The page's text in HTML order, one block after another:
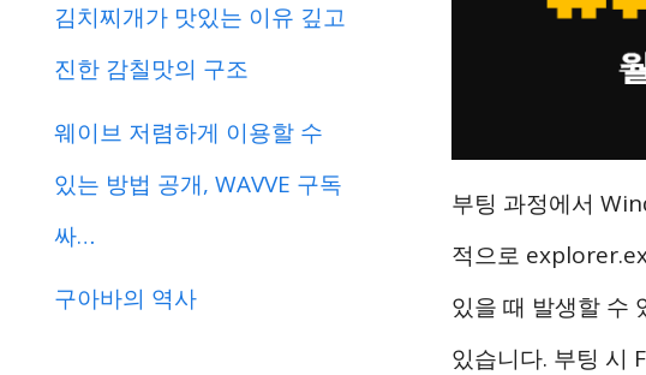
부팅 과정에서
적으로
있을 때 발생할 수
있습니다. 부팅 시
김치찌개가 맛있는 이유 깊고
진한 감칠맛의 구조
웨이브 저렴하게 이용할 수
있는 방법 공개, WAVVE 구독
싸…
구아바의 역사